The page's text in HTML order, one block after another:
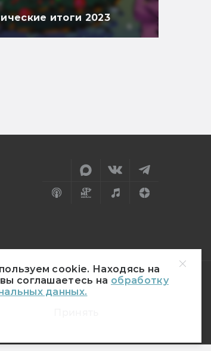
cookie. Находясь на
соглашаетесь на обработку
данных.
итоги 2023